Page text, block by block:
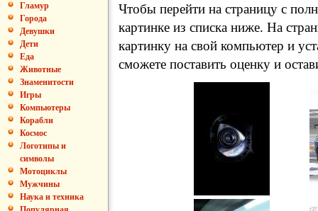
Гламур
Города
Девушки
Дети
Еда
Животные
Знаменитости
Игры
Компьютеры
Корабли
Космос
Логотипы и
символы
Мотоциклы
Мужчины
Наука и техника
Чтобы перейти на страницу с
картинке из списка ниже. На
картинку на свой компьютер и
сможете поставить оценку и